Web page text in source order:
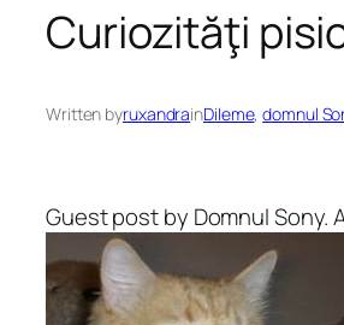
Curiozităţi
Written byruxandrainDileme, domnul
Guest post by Domnul Sony.